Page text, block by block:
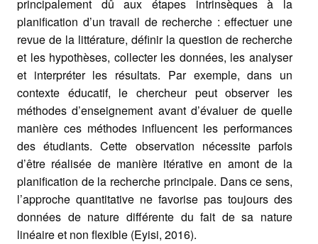
principalement dû aux étapes intrinsèques à la
planification d’un travail de recherche : effectuer une
revue de la littérature, définir la question de recherche
et les hypothèses, collecter les données, les analyser
et interpréter les résultats. Par exemple, dans un
contexte éducatif, le chercheur peut observer les
méthodes d’enseignement avant d’évaluer de quelle
manière ces méthodes influencent les performances
des étudiants. Cette observation nécessite parfois
d’être réalisée de manière itérative en amont de la
planification de la recherche principale. Dans ce sens,
l’approche quantitative ne favorise pas toujours des
données de nature différente du fait de sa nature
linéaire et non flexible (Eyisi, 2016).